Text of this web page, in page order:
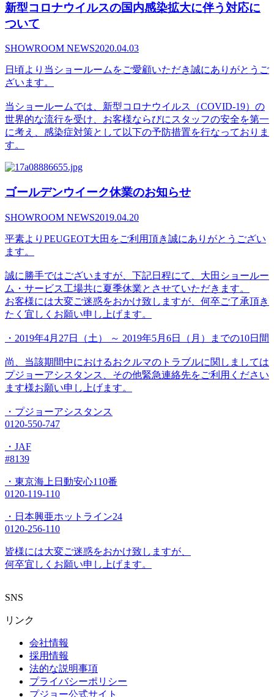
新型コロナウイルスの国内感染拡大に伴う対応に
ついて
SHOWROOM NEWS2020.04.03
日頃より当ショールームをご愛顧いただき誠にありがとうご
ざいます。
当ショールームでは、新型コロナウイルス（COVID-19）の
世界的な流行を受け、お客様ならびにスタッフの安全を第一
に考え、感染症対策として以下の予防措置を行なっておりま
す。
ゴールデンウイーク休業のお知らせ
SHOWROOM NEWS2019.04.20
平素よりPEUGEOT大田をご利用頂き誠にありがとうござい
ます。
誠に勝手ではございますが、下記日程にて、大田ショールー
ム・サービス工場共に夏季休業とさせていただきます。
お客様には大変ご迷惑をおかけ致しますが、何卒ご了承頂き
たく宜しくお願い申し上げます。
・2019年4月27日（土） ～ 2019年5月6日（月）までの10日間
尚、当該期間中におけるおクルマのトラブルに関しましては
プジョーアシスタンス、その他緊急連絡先をご利用ください
ます様お願い申し上げます。
・プジョーアシスタンス
0120-550-747
・JAF
#8139
・東京海上日動安心110番
0120-119-110
・日本興亜ホットライン24
0120-256-110
皆様には大変ご迷惑をおかけ致しますが、
何卒宜しくお願い申し上げます。
SNS
リンク
会社情報
採用情報
法的な説明事項
プライバシーポリシー
プジョー公式サイト